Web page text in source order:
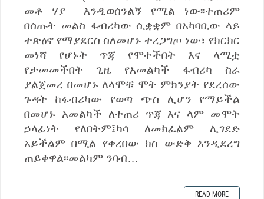
መቶ ሃያ እንዲወሰንልኝ የሚል ነው፡፡ተጠሪም
በሰጡት መልስ ፋብሪካው ሲቋቋም በአካባቢው ላይ
ተጽዕኖ የማያደርስ ስለመሆኑ ተረጋግጦ ነው፣ የክርክር
መነሻ የሆኑት ጥጃ የሞተችበት እና ላሚቷ
የታመመችበት ጊዜ የአመልካች ፋብሪካ ስራ
ያልጀመረ በመሆኑ ለላሞቹ ሞት ምክንያት የደረሰው
ጉዳት ከፋብሪካው የወጣ ጭስ ሊሆን የማይችል
በመሆኑ አመልካች ለተጠሪ ጥጃ እና ላም መሞት
ኃላፊነት የለበትም፤ካሳ ለመክፈልም ሊገደድ
አይችልም በሚል የቀረበው ክስ ውድቅ እንዲደረግ
ጠይቀዋል፡፡መልካም ንባብ…
READ MORE